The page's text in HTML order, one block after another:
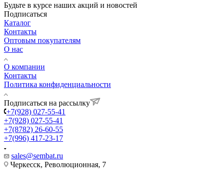
Будьте в курсе наших акций и новостей
Подписаться
Каталог
Контакты
Оптовым покупателям
О нас
О компании
Контакты
Политика конфиденциальности
Подписаться на рассылку
+7(928) 027-55-41
+7(928) 027-55-41
+7(8782) 26-60-55
+7(996) 417-23-17
sales@sembat.ru
Черкесск, Революционная, 7